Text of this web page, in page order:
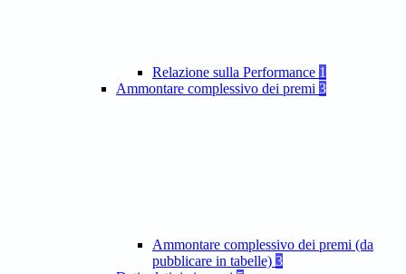
Relazione sulla Performance 1
Ammontare complessivo dei premi 3
Ammontare complessivo dei premi (da
pubblicare in tabelle) 3